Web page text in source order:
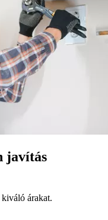
javítás
kiváló árakat.